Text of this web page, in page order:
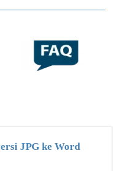
JPG ke Word